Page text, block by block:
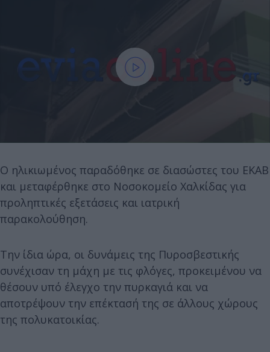
Ο ηλικιωμένος παραδόθηκε σε διασώστες του ΕΚΑΒ
και μεταφέρθηκε στο Νοσοκομείο Χαλκίδας για
προληπτικές εξετάσεις και ιατρική
παρακολούθηση.
Την ίδια ώρα, οι δυνάμεις της Πυροσβεστικής
συνέχισαν τη μάχη με τις φλόγες, προκειμένου να
θέσουν υπό έλεγχο την πυρκαγιά και να
αποτρέψουν την επέκτασή της σε άλλους χώρους
της πολυκατοικίας.